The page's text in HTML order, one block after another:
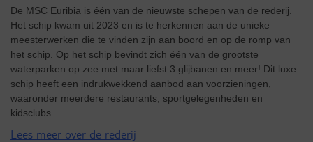
De MSC Euribia is één van de nieuwste schepen van de rederij.
Het schip kwam uit 2023 en is te herkennen aan de unieke
meesterwerken die te vinden zijn aan boord en op de romp van
het schip. Op het schip bevindt zich één van de grootste
waterparken op zee met maar liefst 3 glijbanen en meer! Dit luxe
schip heeft een indrukwekkend aanbod aan voorzieningen,
waaronder meerdere restaurants, sportgelegenheden en
kidsclubs.
Lees meer over de rederij